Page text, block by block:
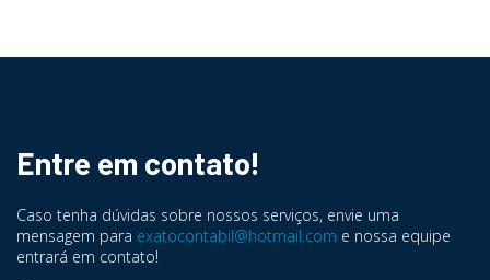
Entre em contato!
Caso tenha dúvidas sobre nossos serviços, envie uma
mensagem para exatocontabil@hotmail.com e nossa equipe
entrará em contato!